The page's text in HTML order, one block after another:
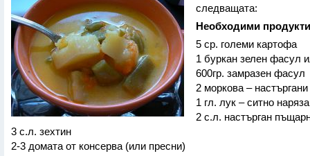
следващата:
Необходими
5 ср. големи картофа
1 буркан зелен фасул
600гр. замразен фасул
2 моркова – настъргани
1 гл. лук – ситно
2 с.л. настърган
3 с.л. зехтин
2-3 домата от консерва (или пресни)